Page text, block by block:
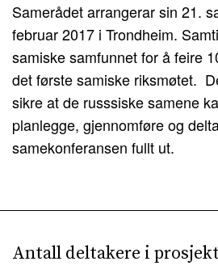
Samerådet arrangerar sin 21.
februar 2017 i Trondheim.
samiske samfunnet for å feire
det første samiske riksmøtet.
sikre at de russsiske samene
planlegge, gjennomføre og
samekonferansen fullt ut.­­
Antall deltakere i